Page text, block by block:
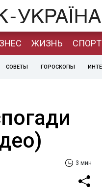
ЖИЗНЬ СПОРТ
СОВЕТЫ ГОРОСКОПЫ
3 мин